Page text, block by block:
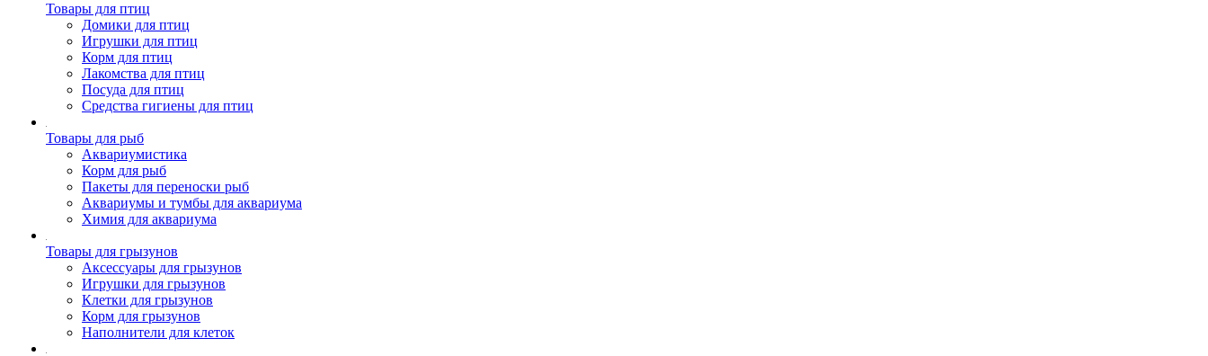
Товары для птиц
Домики для птиц
Игрушки для птиц
Корм для птиц
Лакомства для птиц
Посуда для птиц
Средства гигиены для птиц
Товары для рыб
Аквариумистика
Корм для рыб
Пакеты для переноски рыб
Аквариумы и тумбы для аквариума
Химия для аквариума
Товары для грызунов
Аксессуары для грызунов
Игрушки для грызунов
Клетки для грызунов
Корм для грызунов
Наполнители для клеток